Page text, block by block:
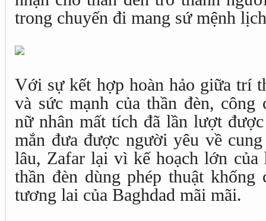
trong chuyến đi mang sứ mệnh
Với sự kết hợp hoàn hảo giữa trí
và sức mạnh của thần đèn, công
nữ nhân mất tích đã lần lượt
mắn đưa được người yêu về
lâu, Zafar lại vì kế hoạch lớn của
thần đèn dùng phép thuật
tương lai của Baghdad mãi mãi.